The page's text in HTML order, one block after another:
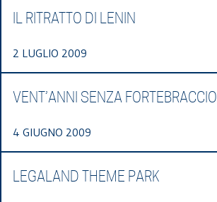
IL RITRATTO DI LENIN
2 LUGLIO 2009
VENT’ANNI SENZA FORTEBRACCIO
4 GIUGNO 2009
LEGALAND THEME PARK